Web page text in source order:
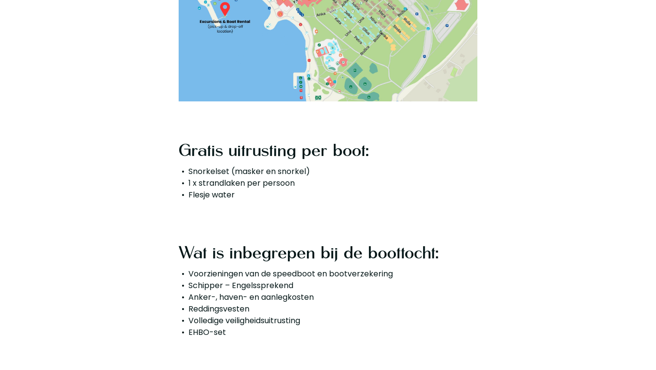
Gratis uitrusting per boot:
Snorkelset (masker en snorkel)
1 x strandlaken per persoon
Flesje water
Wat is inbegrepen bij de boottocht:
Voorzieningen van de speedboot en bootverzekering
Schipper – Engelssprekend
Anker-, haven- en aanlegkosten
Reddingsvesten
Volledige veiligheidsuitrusting
EHBO-set